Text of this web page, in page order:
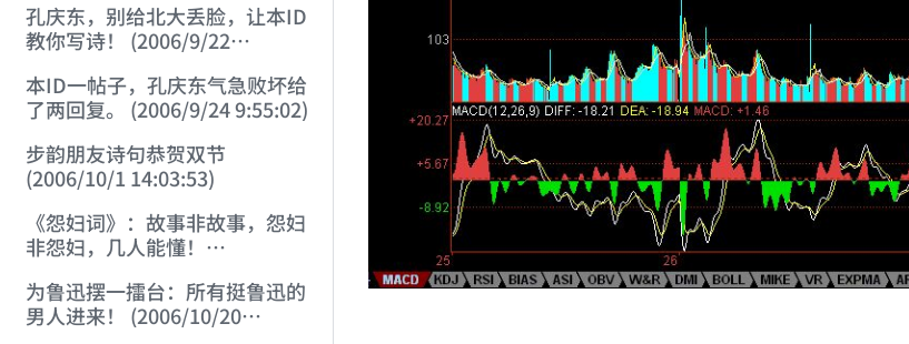
孔庆东，别给北大丢脸，让本ID
教你写诗！ (2006/9/22
本ID一帖子，孔庆东气急败坏给
了两回复。 (2006/9/24 9:55:02)
步韵朋友诗句恭贺双节
(2006/10/1 14:03:53)
《怨妇词》：故事非故事，怨妇
非怨妇，几人能懂！
为鲁迅摆一擂台：所有挺鲁迅的
男人进来！ (2006/10/20